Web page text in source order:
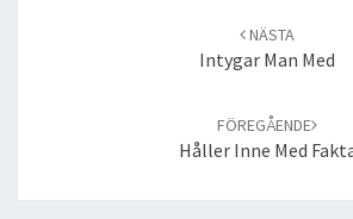
NÄSTA
Intygar Man Med
FÖREGÅENDE
Håller Inne Med